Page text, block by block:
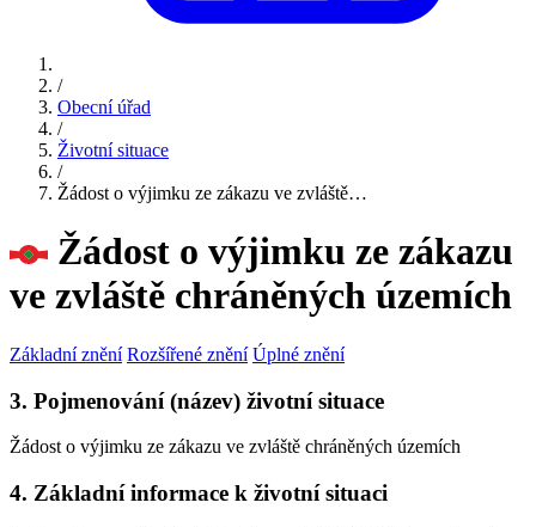
/
Obecní úřad
/
Životní situace
/
Žádost o výjimku ze zákazu ve zvláště…
Žádost o výjimku ze zákazu
ve zvláště chráněných územích
Základní znění Rozšířené znění Úplné znění
3. Pojmenování (název) životní situace
Žádost o výjimku ze zákazu ve zvláště chráněných územích
4. Základní informace k životní situaci